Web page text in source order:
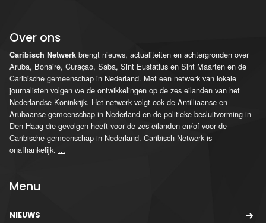
Over ons
Caribisch Netwerk brengt nieuws, actualiteiten en achtergronden over
Aruba, Bonaire, Curaçao, Saba, Sint Eustatius en Sint Maarten en de
Caribische gemeenschap in Nederland. Met een netwerk van lokale
journalisten volgen we de ontwikkelingen op de zes eilanden van het
Nederlandse Koninkrijk. Het netwerk volgt ook de Antilliaanse en
Arubaanse gemeenschap in Nederland en de politieke besluitvorming in
Den Haag die gevolgen heeft voor de zes eilanden en/of voor de
Caribische gemeenschap in Nederland. Caribisch Netwerk is
onafhankelijk. ...
Menu
NIEUWS